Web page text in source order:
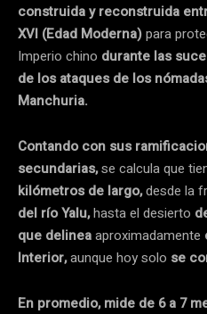
construida y reconstruida
XVI (Edad Moderna)para
Imperio chino durante las
de los ataques de los
Manchuria.
Contando con sus
secundarias,se calcula que
kilómetros de largo,desde la
del río Yalu,hasta el desierto
que delineaaproximadamente
Interior,aunque hoy solo se
En promedio, mide de 6 a 7